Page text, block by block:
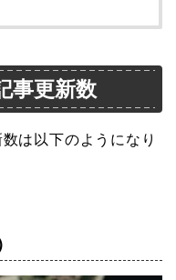
事更新数
は以下のようになり